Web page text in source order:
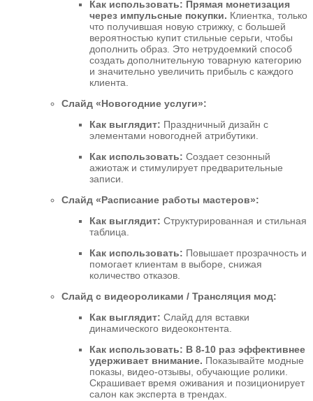
Как использовать: Прямая монетизация
через импульсные покупки. Клиентка, только
что получившая новую стрижку, с большей
вероятностью купит стильные серьги, чтобы
дополнить образ. Это нетрудоемкий способ
создать дополнительную товарную категорию
и значительно увеличить прибыль с каждого
клиента.
Слайд «Новогодние услуги»:
Как выглядит: Праздничный дизайн с
элементами новогодней атрибутики.
Как использовать: Создает сезонный
ажиотаж и стимулирует предварительные
записи.
Слайд «Расписание работы мастеров»:
Как выглядит: Структурированная и стильная
таблица.
Как использовать: Повышает прозрачность и
помогает клиентам в выборе, снижая
количество отказов.
Слайд с видеороликами / Трансляция мод:
Как выглядит: Слайд для вставки
динамического видеоконтента.
Как использовать: В 8-10 раз эффективнее
удерживает внимание. Показывайте модные
показы, видео-отзывы, обучающие ролики.
Скрашивает время оживания и позиционирует
салон как эксперта в трендах.